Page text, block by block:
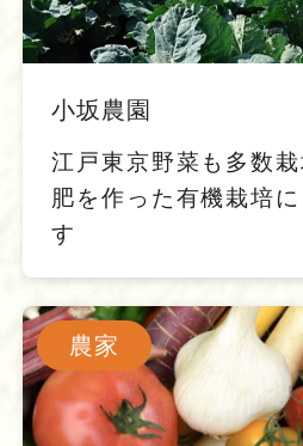
小坂農園
江戸東京野菜も多数
肥を作った有機栽培
す
農家